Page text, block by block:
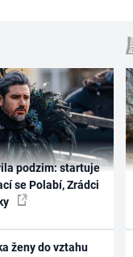
podzim: startuje
se Polabí, Zrádci
ženy do vztahu